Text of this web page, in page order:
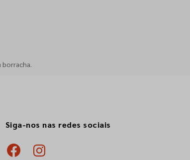
borracha.
Siga-nos nas redes sociais